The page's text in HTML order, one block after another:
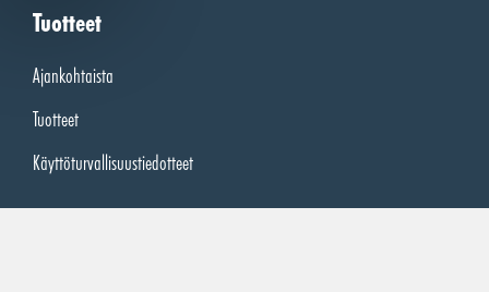
Tuotteet
Ajankohtaista
Tuotteet
Käyttöturvallisuustiedotteet